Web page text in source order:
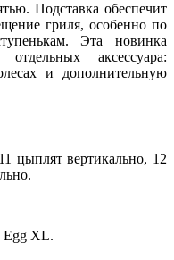
Подставка обеспечит
гриля, особенно по
Эта новинка
аксессуара:
и дополнительную
цыплят вертикально, 12
Egg XL.